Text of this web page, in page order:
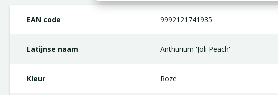
EAN code 9992121741935
Latijnse naam Anthurium 'Joli Peach'
Kleur Roze